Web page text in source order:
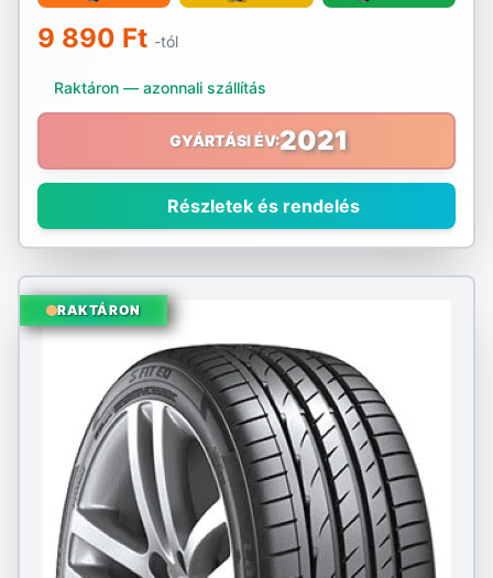
Semperit
Sumitomo
Tourador
Toyo
Tracmax
Triangle
Tristar
Uniroyal
9 890 Ft -tól
Raktáron — azonnali szállítás
GYÁRTÁSI ÉV:2021
Részletek és rendelés
RAKTÁRON